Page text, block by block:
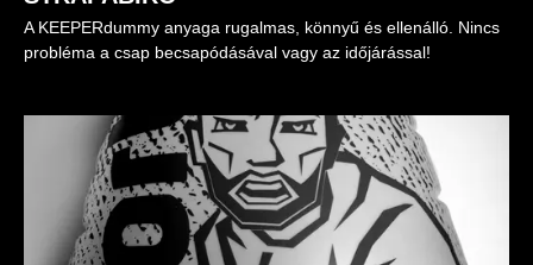
A KEEPERdummy anyaga rugalmas, könnyű és ellenálló. Nincs
probléma a csap becsapódásával vagy az időjárással!